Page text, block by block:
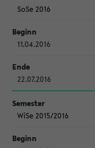
SoSe 2016
11.04.2016
22.07.2016
WiSe 2015/2016